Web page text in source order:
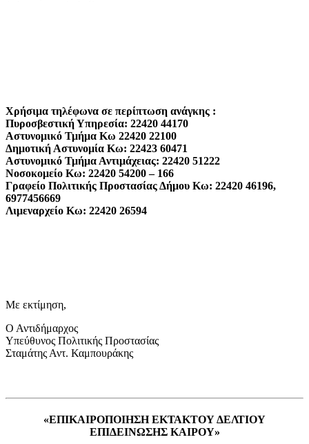
Χρήσιμα τηλέφωνα σε περίπτωση ανάγκης :
Πυροσβεστική Υπηρεσία: 22420 44170
Αστυνομικό Τμήμα Κω 22420 22100
Δημοτική Αστυνομία Κω: 22423 60471
Αστυνομικό Τμήμα Αντιμάχειας: 22420 51222
Νοσοκομείο Κω: 22420 54200 – 166
Γραφείο Πολιτικής Προστασίας Δήμου Κω: 22420 46196,
6977456669
Λιμεναρχείο Κω: 22420 26594
Με εκτίμηση,
Ο Αντιδήμαρχος
Υπεύθυνος Πολιτικής Προστασίας
Σταμάτης Αντ. Καμπουράκης
«ΕΠΙΚΑΙΡΟΠΟΙΗΣΗ ΕΚΤΑΚΤΟΥ ΔΕΛΤΙΟΥ
ΕΠΙΔΕΙΝΩΣΗΣ ΚΑΙΡΟΥ»